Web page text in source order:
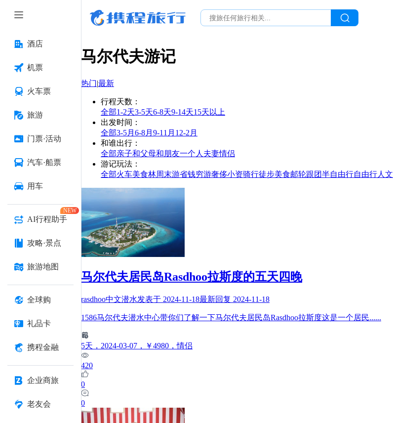
酒店
机票
火车票
旅游
门票·活动
汽车·船票
用车
AI行程助手
NEW
攻略·景点
旅游地图
全球购
礼品卡
携程金融
企业商旅
老友会
马尔代夫游记
热门|最新
行程天数 ：
全部1-2天3-5天6-8天9-14天15天以上
出发时间 ：
全部3-5月 6-8月 9-11月 12-2月
和谁出行 ：
全部亲子和父母和朋友一个人 夫妻情侣
游记玩法 ：
全部火车美食林周末游省钱穷游奢侈小资骑行徒步美食邮轮跟团半自由行自由行人文
马尔代夫居民岛Rasdhoo拉斯度的五天四晚
rasdhoo中文潜水发表于 2024-11-18最新回复 2024-11-18
1586马尔代夫潜水中心带你们了解一下马尔代夫居民岛Rasdhoo拉斯度这是一个居民......
5天 ，2024-03-07 ，￥4980 ，情侣
420
0
0